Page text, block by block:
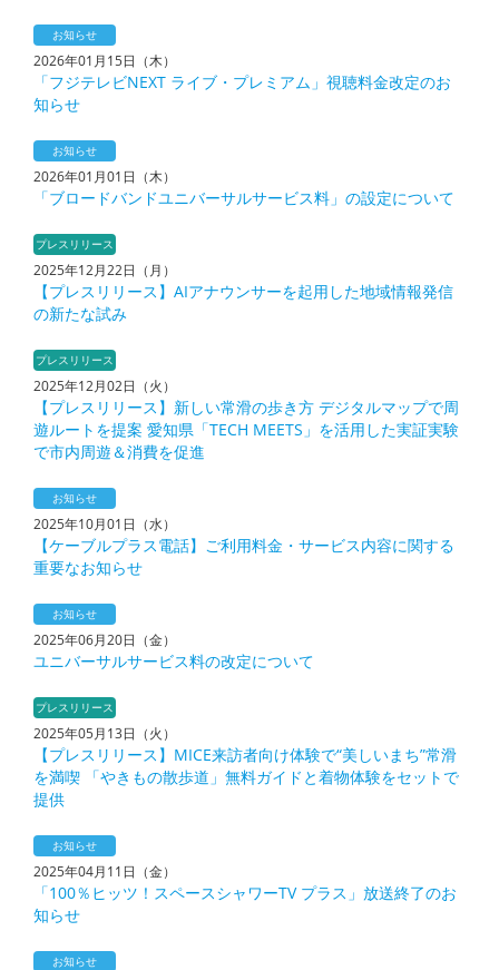
お知らせ
2026年01月15日（木）
「フジテレビNEXT ライブ・プレミアム」視聴料金改定のお
知らせ
お知らせ
2026年01月01日（木）
「ブロードバンドユニバーサルサービス料」の設定について
プレスリリース
2025年12月22日（月）
【プレスリリース】AIアナウンサーを起用した地域情報発信
の新たな試み
プレスリリース
2025年12月02日（火）
【プレスリリース】新しい常滑の歩き方 デジタルマップで周
遊ルートを提案 愛知県「TECH MEETS」を活用した実証実験
で市内周遊＆消費を促進
お知らせ
2025年10月01日（水）
【ケーブルプラス電話】ご利用料金・サービス内容に関する
重要なお知らせ
お知らせ
2025年06月20日（金）
ユニバーサルサービス料の改定について
プレスリリース
2025年05月13日（火）
【プレスリリース】MICE来訪者向け体験で“美しいまち”常滑
を満喫 「やきもの散歩道」無料ガイドと着物体験をセットで
提供
お知らせ
2025年04月11日（金）
「100％ヒッツ！スペースシャワーTV プラス」放送終了のお
知らせ
お知らせ